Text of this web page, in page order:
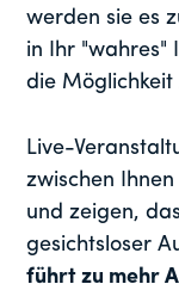
werden sie es
in Ihr "wahres"
die Möglichkeit
Live-
zwischen
und zeigen,
gesichtsloser
führt zu mehr